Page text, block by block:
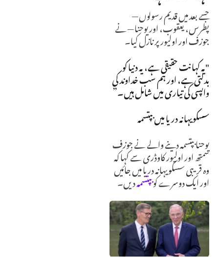
جسے بعد میں قدیم رسولوں —
پطرس، یعقوب، اور یوحنا — نے
جوزف اور اولیور پر نازل کیا۔
"یہ کہانت حقیقی ہے، یہ دنیا کو
بدلتی ہے، اور ہم سب خداوند کی
واپسی کی تیاری میں شامل ہیں۔”
سسکویہانہ دریا میں بپتسمہ
یوحنا بپتسمہ دینے والے نے جوزف
سمتھ اور اولیور کاوڈری سے کہا کہ
وہ قریبی سسکویہانہ دریا میں جائیں
اور ایک دوسرے کوبپتسمہدیں۔